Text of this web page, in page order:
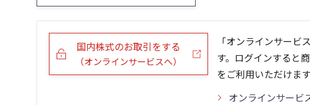
国内株式のお取引をする
（オンラインサービスへ）
「オンラインサー
す。ログインすると
をご利用いただけます
オンラインサービ